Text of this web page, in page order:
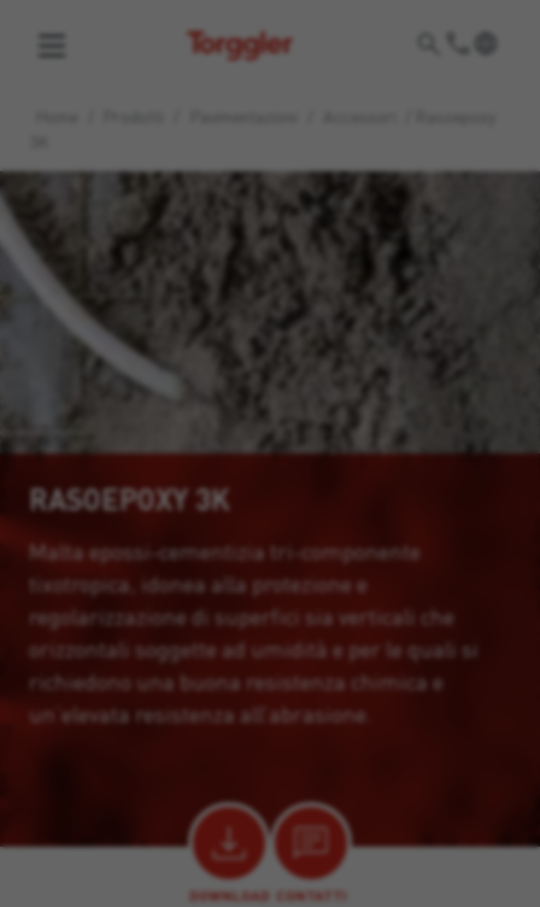
Torggler
RASOEPOXY 3K
Malta epossi-cementizia tri-componente
tixotropica, idonea alla protezione e
regolarizzazione di superfici sia verticali che
orizzontali soggette ad umidità e per le quali si
richiedono una buona resistenza chimica e
un’elevata resistenza all’abrasione.
DOWNLOAD CONTATTI